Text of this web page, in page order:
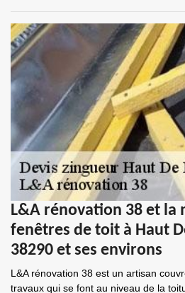
L&A rénovation 38 et la
fenêtres de toit à Haut
38290 et ses environs
L&A rénovation 38 est un artisan
travaux qui se font au niveau de la